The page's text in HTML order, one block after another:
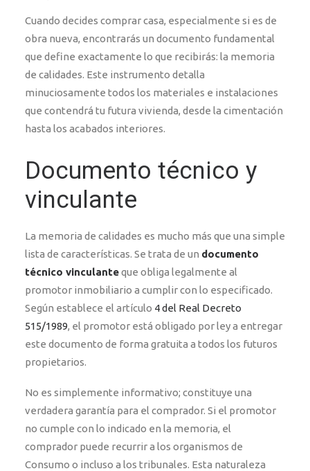
Cuando decides comprar casa, especialmente si es de
obra nueva, encontrarás un documento fundamental
que define exactamente lo que recibirás: la memoria
de calidades. Este instrumento detalla
minuciosamente todos los materiales e instalaciones
que contendrá tu futura vivienda, desde la cimentación
hasta los acabados interiores.
Documento técnico y
vinculante
La memoria de calidades es mucho más que una simple
lista de características. Se trata de un documento
técnico vinculanteque obliga legalmente al
promotor inmobiliario a cumplir con lo especificado.
Según establece el artículo 4 del Real Decreto
515/1989, el promotor está obligado por ley a entregar
este documento de forma gratuita a todos los futuros
propietarios.
No es simplemente informativo; constituye una
verdadera garantía para el comprador. Si el promotor
no cumple con lo indicado en la memoria, el
comprador puede recurrir a los organismos de
Consumo o incluso a los tribunales. Esta naturaleza